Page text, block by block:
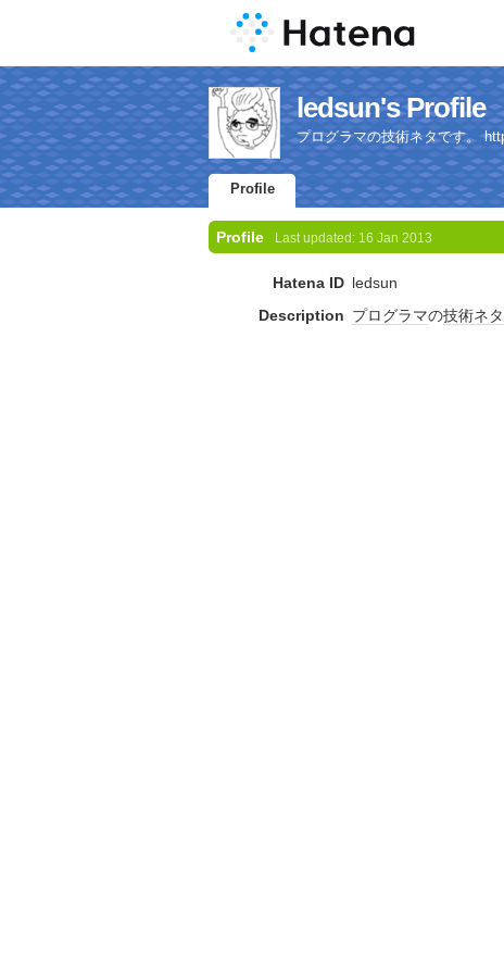
ledsun's Profile
プログラマの技術ネタです。
Profile
Profile Last updated: 16 Jan 2013
Hatena ID ledsun
Description プログラマの技術ネタ